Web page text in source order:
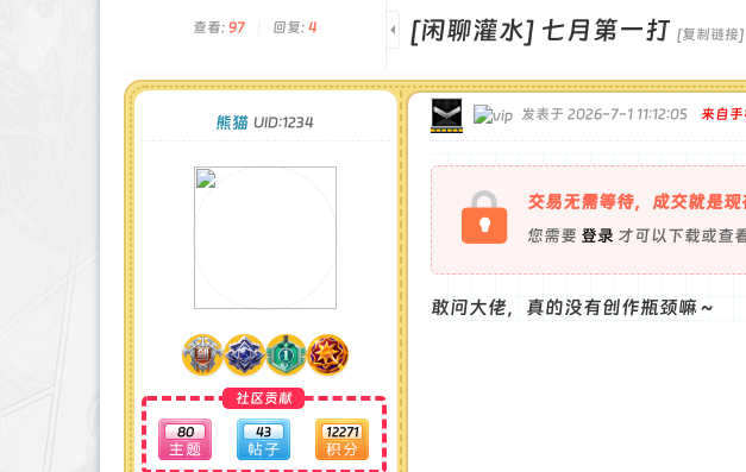
查看: 97 回复: 4 [闲聊灌水] 七月第一打 [复制链接]
熊猫 UID:1234
社区贡献
80 43 12271
发表于 2026-7-1 11:12:05 来自手
交易无需等待，成交就是
您需要 登录 才可以下载或查
敢问大佬，真的没有创作瓶颈嘛～